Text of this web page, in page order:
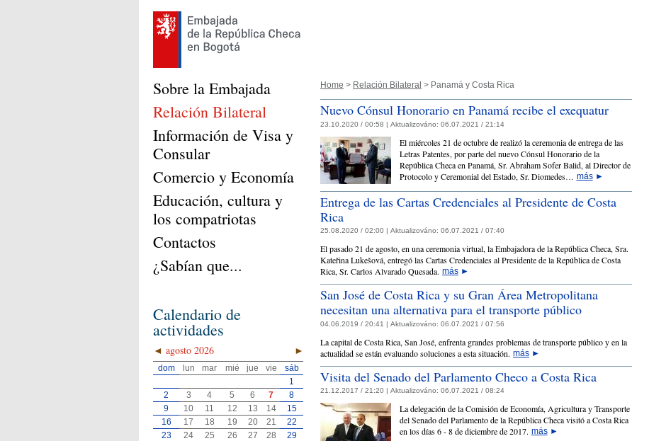
Home > Relación Bilateral > Panamá y Costa Rica
Nuevo Cónsul Honorario en Panamá recibe el exequatur
23.10.2020 / 00:58 | Aktualizováno: 06.07.2021 / 21:14
El miércoles 21 de octubre de realizó la ceremonia de entrega de las
Letras Patentes, por parte del nuevo Cónsul Honorario de la
República Checa en Panamá, Sr. Abraham Sofer Balid, al Director de
Protocolo y Ceremonial del Estado, Sr. Diomedes… más►
Entrega de las Cartas Credenciales al Presidente de Costa
Rica
25.08.2020 / 02:00 | Aktualizováno: 06.07.2021 / 07:40
El pasado 21 de agosto, en una ceremonia virtual, la Embajadora de la República Checa, Sra.
Kateřina Lukešová, entregó las Cartas Credenciales al Presidente de la República de Costa
Rica, Sr. Carlos Alvarado Quesada. más ►
San José de Costa Rica y su Gran Área Metropolitana
necesitan una alternativa para el transporte público
04.06.2019 / 20:41 | Aktualizováno: 06.07.2021 / 07:56
La capital de Costa Rica, San José, enfrenta grandes problemas de transporte público y en la
actualidad se están evaluando soluciones a esta situación. más ►
Visita del Senado del Parlamento Checo a Costa Rica
21.12.2017 / 21:20 | Aktualizováno: 06.07.2021 / 08:24
La delegación de la Comisión de Economía, Agricultura y Transporte
del Senado del Parlamento de la República Checa visitó a Costa Rica
en los días 6 - 8 de diciembre de 2017. más►
Sobre la Embajada
Relación Bilateral
Información de Visa y
Consular
Comercio y Economía
Educación, cultura y
los compatriotas
Contactos
¿Sabían que...
Calendario de
actividades
◄ ►
agosto 2026
dom lun mar mié jue vie
sáb
1
2
3 4 5 6 7
8
9
10 11 12 13 14
15
16
17 18 19 20 21
22
23
24 25 26 27 28
29